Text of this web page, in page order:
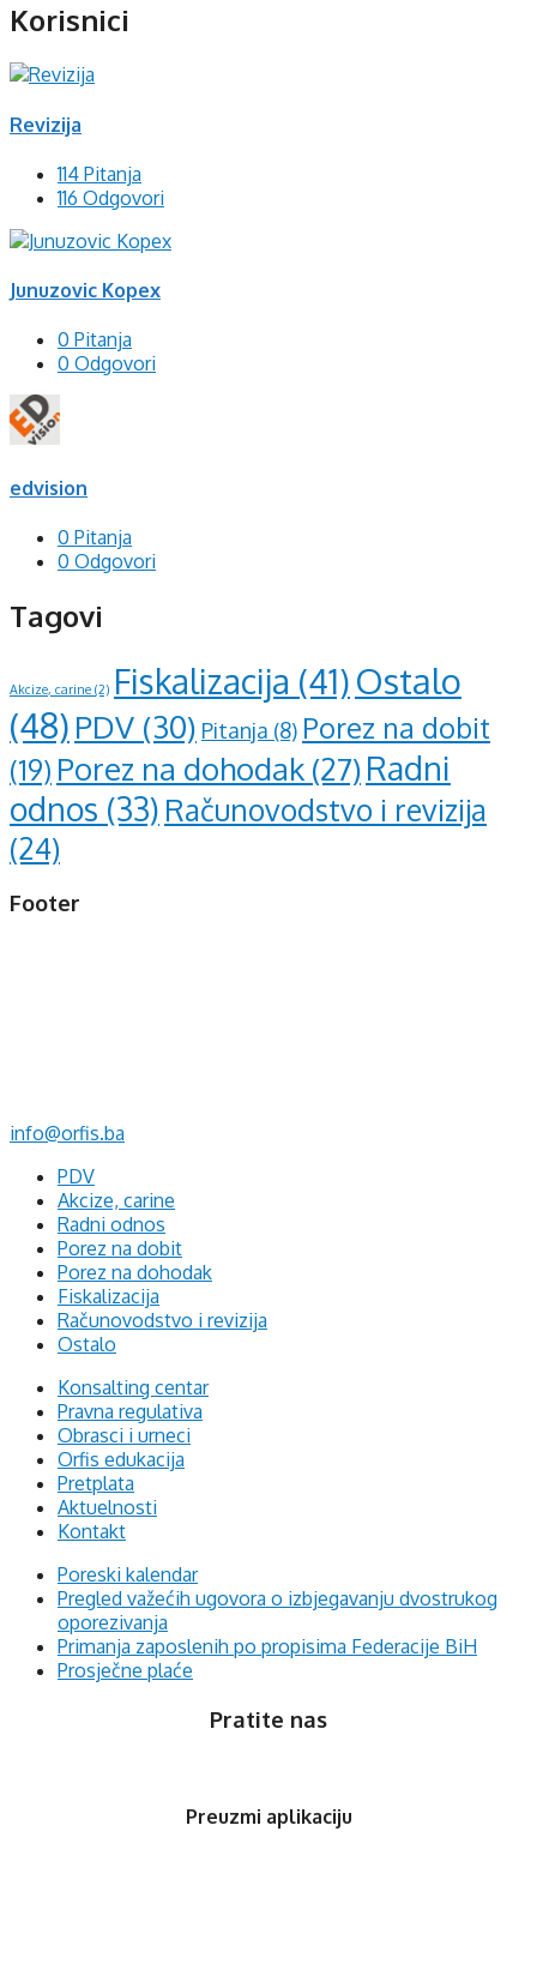
Korisnici
Revizija
114 Pitanja
116 Odgovori
Junuzovic Kopex
0 Pitanja
0 Odgovori
edvision
0 Pitanja
0 Odgovori
Tagovi
Akcize, carine (2) Fiskalizacija (41)Ostalo
(48) PDV (30) Pitanja (8) Porez na dobit
(19) Porez na dohodak (27)Radni
odnos (33) Računovodstvo i revizija
(24)
Footer
info@orfis.ba
PDV
Akcize, carine
Radni odnos
Porez na dobit
Porez na dohodak
Fiskalizacija
Računovodstvo i revizija
Ostalo
Konsalting centar
Pravna regulativa
Obrasci i urneci
Orfis edukacija
Pretplata
Aktuelnosti
Kontakt
Poreski kalendar
Pregled važećih ugovora o izbjegavanju dvostrukog
oporezivanja
Primanja zaposlenih po propisima Federacije BiH
Prosječne plaće
Pratite nas
Preuzmi aplikaciju